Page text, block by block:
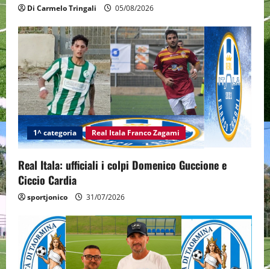
Di Carmelo Tringali 05/08/2026
1^ categoria Real Itala Franco Zagami
Real Itala: ufficiali i colpi Domenico Guccione e
Ciccio Cardia
sportjonico 31/07/2026